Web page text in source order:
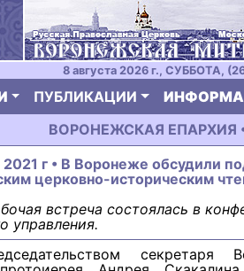
8 августа 2026 г., СУББОТА,
ПУБЛИКАЦИИ
ВОРОНЕЖСКАЯ ЕПАРХИЯ
2021 г • В Воронеже обсудили
церковно-историческим
встреча состоялась в
управления.
секретаря